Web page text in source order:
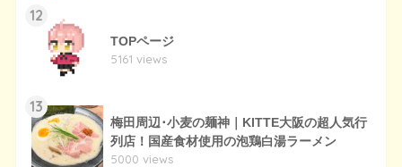
12
TOPページ
5161 views
13
梅田周辺･小麦の麺神｜KITTE大阪の超人気行
列店！国産食材使用の泡鶏白湯ラーメン
5000 views